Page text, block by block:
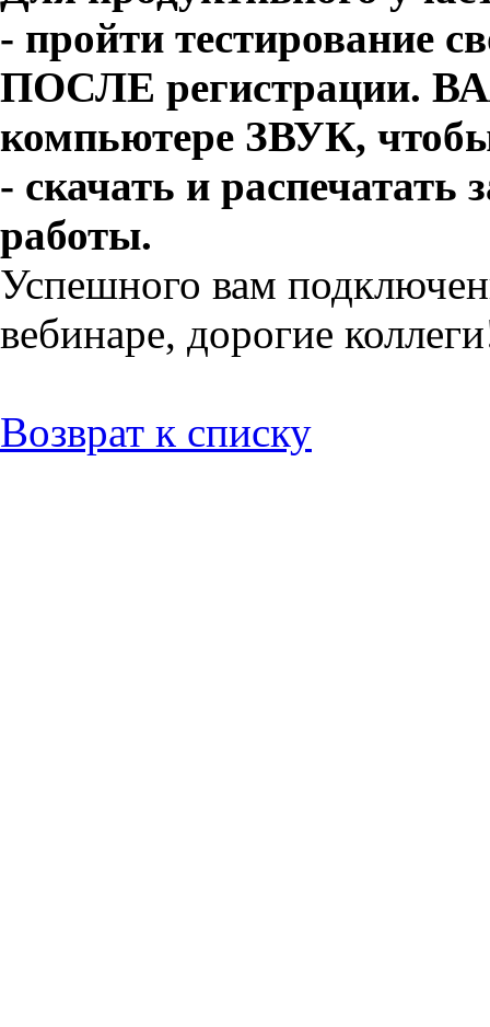
- пройти тестирование
ПОСЛЕ регистрации.
компьютере ЗВУК,
- скачать и распечатать
работы.
Успешного вам
вебинаре, дорогие
Возврат к списку